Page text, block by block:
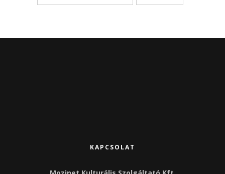
KAPCSOLAT